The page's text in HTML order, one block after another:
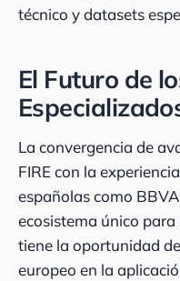
técnico y datasets
El Futuro de
La convergencia de
FIRE con la
españolas como
ecosistema único
tiene la oportunidad
europeo en la